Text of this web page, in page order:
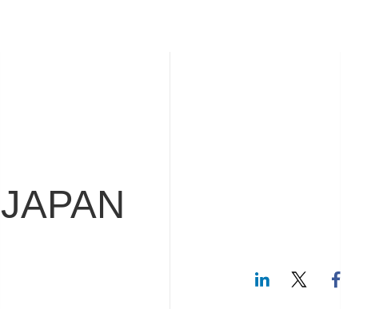
LinkedIn